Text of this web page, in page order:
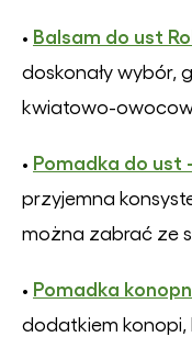
• Balsam do ust
doskonały wybór,
kwiatowo-
• Pomadka do
przyjemna
można zabrać ze
• Pomadka
dodatkiem konopi,